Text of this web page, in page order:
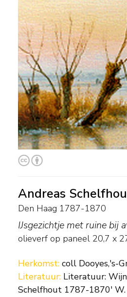
Andreas
Den Haag 1787-1870
IJsgezichtje met ruine bij
olieverf op paneel 20,7 x
Herkomst: coll Dooyes,'s-
Literatuur: Literatuur:
Schelfhout 1787-1870' W.